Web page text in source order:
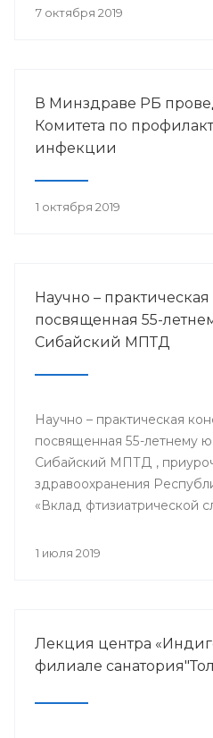
лечения в детских
7 октября 2019
В Минздраве РБ
Комитета по
инфекции
1 октября 2019
Научно –
посвященная 55-
Сибайский МПТД
Научно – практическая
посвященная 55-летнему
Сибайский МПТД ,
здравоохранения
«Вклад фтизиатрической
года в городе Сибай.
1 июля 2019
Лекция центра
филиале